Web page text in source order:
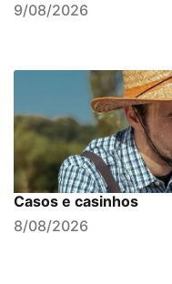
9/08/2026
Casos e casinhos
8/08/2026